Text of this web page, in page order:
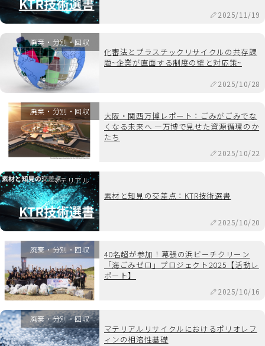
2025/11/19
廃棄・分別・回収
化審法とプラスチックリサイクルの共存課
題~企業が直面する制度の壁と対応策~
2025/10/28
廃棄・分別・回収
大阪・関西万博レポート：ごみがごみでな
くなる未来へ ―万博で見せた資源循環のか
たち
2025/10/22
マテリアル
素材と知見の交差点：KTR技術選書
2025/10/20
廃棄・分別・回収
40名超が参加！幕張の浜ビーチクリーン
「海ごみゼロ」プロジェクト2025【活動レ
ポート】
2025/10/16
廃棄・分別・回収
マテリアルリサイクルにおけるポリオレフ
ィンの相溶性基礎